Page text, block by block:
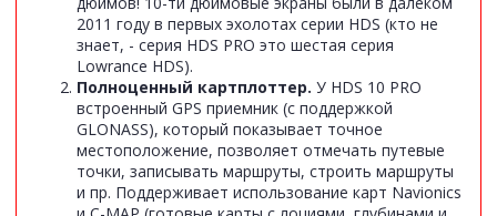
2011 году в первых эхолотах серии HDS (кто не
знает, - серия HDS PRO это шестая серия
Lowrance HDS).
Полноценный картплоттер. У HDS 10 PRO
встроенный GPS приемник (с поддержкой
GLONASS), который показывает точное
местоположение, позволяет отмечать путевые
точки, записывать маршруты, строить маршруты
и пр. Поддерживает использование карт Navionics